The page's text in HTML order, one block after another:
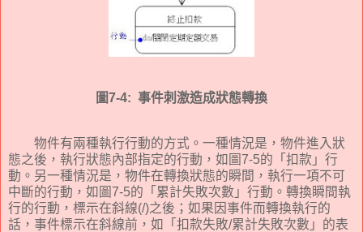
圖7-4: 事件刺激造成狀態轉換
物件有兩種執行行動的方式。一種情況是，物件進入狀
態之後，執行狀態內部指定的行動，如圖7-5的「扣款」行
動。另一種情況是，物件在轉換狀態的瞬間，執行一項不可
中斷的行動，如圖7-5的「累計失敗次數」行動。轉換瞬間執
行的行動，標示在斜線(/)之後；如果因事件而轉換執行的
話，事件標示在斜線前，如「扣款失敗/累計失敗次數」的表